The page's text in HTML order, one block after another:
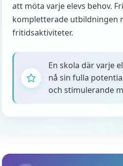
att möta varje elevs behov.
kompletterade utbildningen
fritidsaktiviteter.
En skola där varje
nå sin fulla
och stimulerande